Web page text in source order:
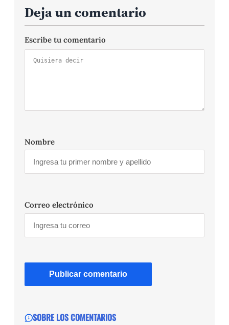
Deja un comentario
Escribe tu comentario
Nombre
Correo electrónico
SOBRE LOS COMENTARIOS